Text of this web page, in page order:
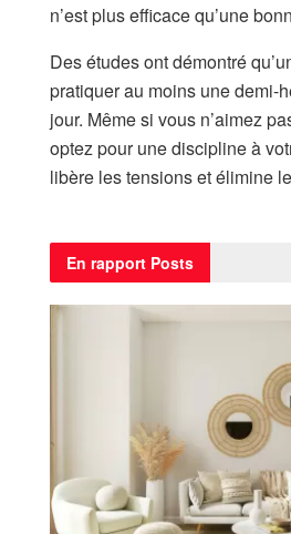
n’est plus efficace qu’une
Des études ont démontré
pratiquer au moins une demi-
jour. Même si vous n’aimez
optez pour une discipline à
libère les tensions et élimine
En rapport Posts